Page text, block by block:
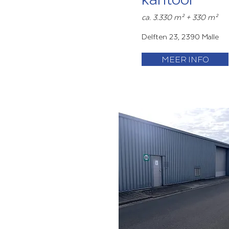
ca. 3.330 m² + 330 m²
Delften 23, 2390 Malle
MEER INFO